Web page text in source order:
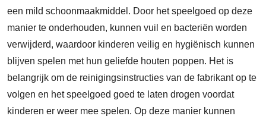
een mild schoonmaakmiddel. Door het speelgoed op deze
manier te onderhouden, kunnen vuil en bacteriën worden
verwijderd, waardoor kinderen veilig en hygiënisch kunnen
blijven spelen met hun geliefde houten poppen. Het is
belangrijk om de reinigingsinstructies van de fabrikant op te
volgen en het speelgoed goed te laten drogen voordat
kinderen er weer mee spelen. Op deze manier kunnen